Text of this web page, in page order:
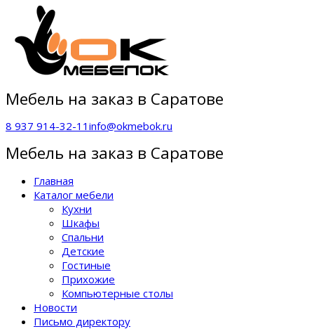
Мебель на заказ в Саратове
8 937 914-32-11 info@okmebok.ru
Мебель на заказ в Саратове
Главная
Каталог мебели
Кухни
Шкафы
Спальни
Детские
Гостиные
Прихожие
Компьютерные столы
Новости
Письмо директору